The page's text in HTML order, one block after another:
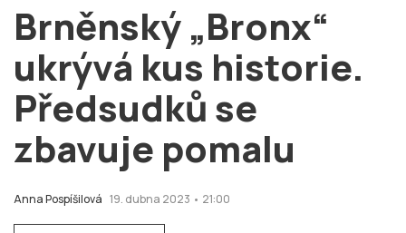
# Brno
# volby
login PŘIHLÁSIT SE
Zapomněli jste heslo?
Brněnský „Bronx“
ukrývá kus historie.
Předsudků se
zbavuje pomalu
Anna Pospíšilová 19. dubna 2023 • 21:00